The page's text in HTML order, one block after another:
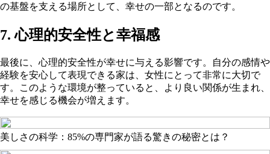
の基盤を支える場所として、幸せの一部となるのです。
7. 心理的安全性と幸福感
最後に、心理的安全性が幸せに与える影響です。自分の感情や
経験を安心して表現できる家は、女性にとって非常に大切で
す。このような環境が整っていると、より良い関係が生まれ、
幸せを感じる機会が増えます。
美しさの科学：85%の専門家が語る驚きの秘密とは？